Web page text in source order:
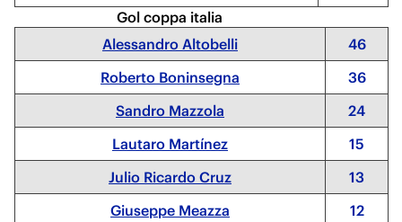
Gol coppa italia
Alessandro Altobelli
46
Roberto Boninsegna
36
Sandro Mazzola
24
Lautaro Martínez
15
Julio Ricardo Cruz
13
Giuseppe Meazza
12